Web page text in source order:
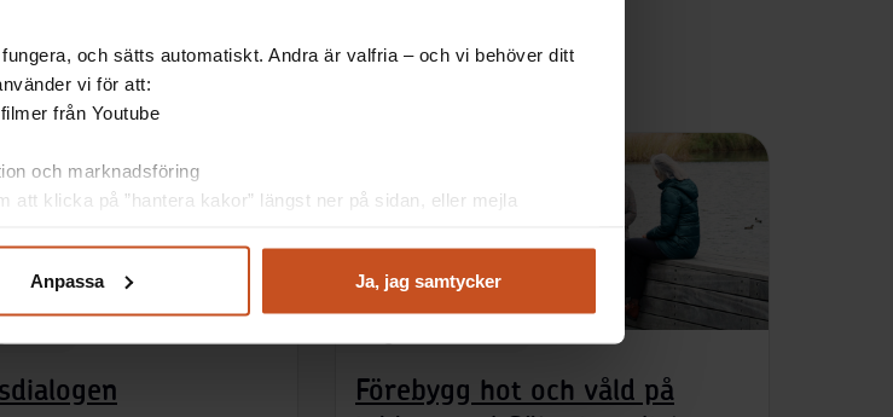
och sätts automatiskt. Andra är valfria – och vi behöver ditt
vi för att:
från Youtube
och marknadsföring
att klicka på ”hantera kakor” längst ner på sidan, eller mejla
Anpassa Ja, jag samtycker
Förebygg hot och våld på